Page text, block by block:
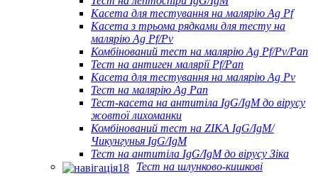
Касета для тестування на малярію Ag Pf
Касета з трьома рядками для тесту на
малярію Ag Pf/Pv
Комбінований тест на малярію Ag Pf/Pv/Pan
Тест на антиген малярії Pf/Pan
Касета для тестування на малярію Ag Pv
Тест на малярію Ag Pan
Тест-касета на антитіла IgG/IgM до вірусу
жовтої лихоманки
Комбінований тест на ZIKA IgG/IgM/
Чикунгунья IgG/IgM
Тест на антитіла IgG/IgM до вірусу Зіка
Тест на шлунково-кишкові